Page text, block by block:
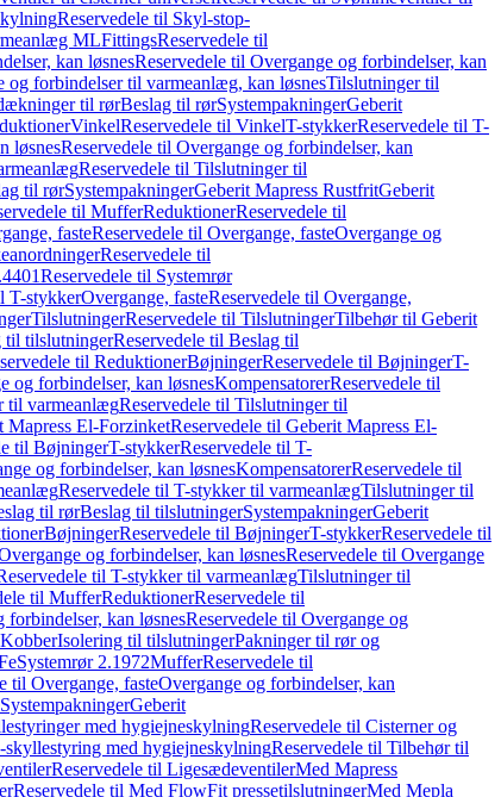
Reservedele til Skyl-stop-
MLFittingsReservedele til
kan løsnesReservedele til Overgange og forbindelser, kan
og forbindelser til varmeanlæg, kan løsnesTilslutninger til
til rørBeslag til rørSystempakningerGeberit
VinkelReservedele til VinkelT-stykkerReservedele til T-
løsnesReservedele til Overgange og forbindelser, kan
Reservedele til Tilslutninger til
til rørSystempakningerGeberit Mapress RustfritGeberit
til MufferReduktionerReservedele til
fasteReservedele til Overgange, fasteOvergange og
Reservedele til
Reservedele til Systemrør
T-stykkerOvergange, fasteReservedele til Overgange,
TilslutningerReservedele til TilslutningerTilbehør til Geberit
til tilslutningerReservedele til Beslag til
til ReduktionerBøjningerReservedele til BøjningerT-
og forbindelser, kan løsnesKompensatorerReservedele til
til varmeanlægReservedele til Tilslutninger til
Mapress El-ForzinketReservedele til Geberit Mapress El-
til BøjningerT-stykkerReservedele til T-
og forbindelser, kan løsnesKompensatorerReservedele til
Reservedele til T-stykker til varmeanlægTilslutninger til
til rørBeslag til tilslutningerSystempakningerGeberit
BøjningerReservedele til BøjningerT-stykkerReservedele til
og forbindelser, kan løsnesReservedele til Overgange
til T-stykker til varmeanlægTilslutninger til
til MufferReduktionerReservedele til
forbindelser, kan løsnesReservedele til Overgange og
Isolering til tilslutningerPakninger til rør og
Systemrør 2.1972MufferReservedele til
til Overgange, fasteOvergange og forbindelser, kan
SystempakningerGeberit
med hygiejneskylningReservedele til Cisterner og
med hygiejneskylningReservedele til Tilbehør til
Reservedele til LigesædeventilerMed Mapress
Reservedele til Med FlowFit pressetilslutningerMed Mepla